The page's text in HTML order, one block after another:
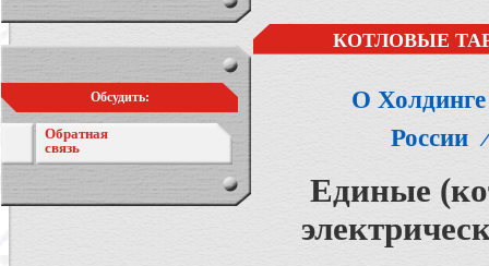
Обсудить:
Обратная
связь
КОТЛОВЫЕ
О Холдинге
России
Единые